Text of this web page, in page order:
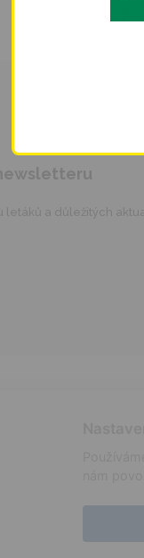
letáků a důležitých
alergeny